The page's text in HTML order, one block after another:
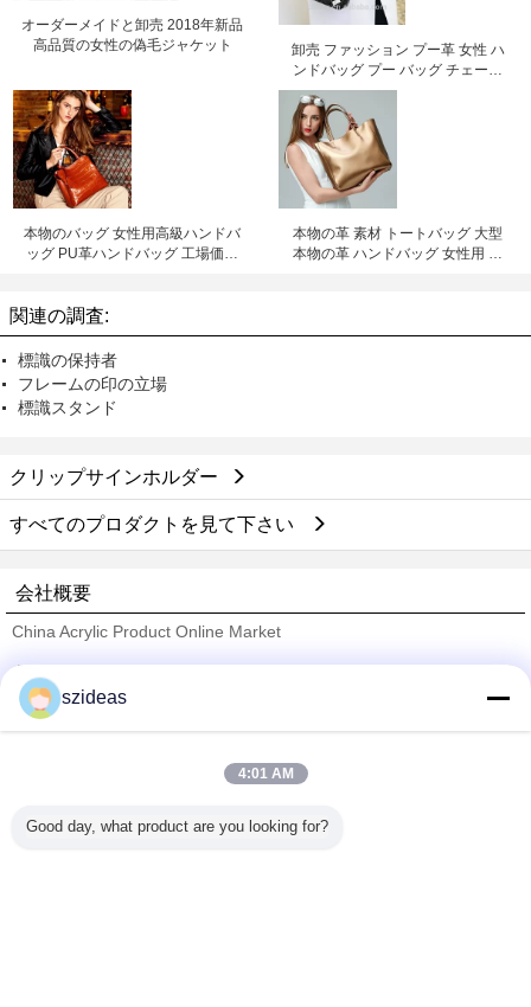
オーダーメイドと卸売 2018年新品
高品質の女性の偽毛ジャケット
卸売 ファッション プー革 女性 ハ
ンドバッグ プー バッグ チェーン
バッグ クロスボディ バッグ 工場価
格 深?? リリー チェン
本物のバッグ 女性用高級ハンドバ
ッグ PU革ハンドバッグ 工場価格
本物の革 素材 トートバッグ 大型
本物の革 ハンドバッグ 女性用 革
関連の調査:
標識の保持者
フレームの印の立場
標識スタンド
クリップサインホルダー
すべてのプロダクトを見て下さい
会社概要
China Acrylic Product Online Market
Trust Seal
すべての製品
szideas
4:01 AM
Good day, what product are you looking for?